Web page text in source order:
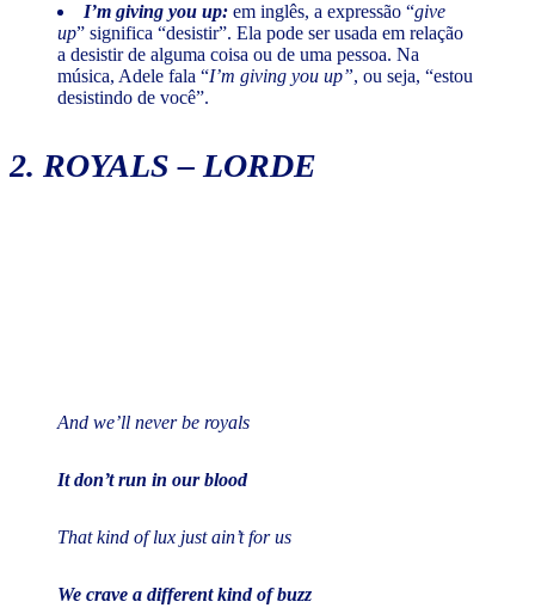
I’m giving you up: em inglês, a expressão “give
up” significa “desistir”. Ela pode ser usada em relação
a desistir de alguma coisa ou de uma pessoa. Na
música, Adele fala “I’m giving you up”, ou seja, “estou
desistindo de você”.
2. ROYALS– LORDE
And we’ll never be royals
It don’t run in our blood
That kind of lux just ain’t for us
We crave a different kind of buzz